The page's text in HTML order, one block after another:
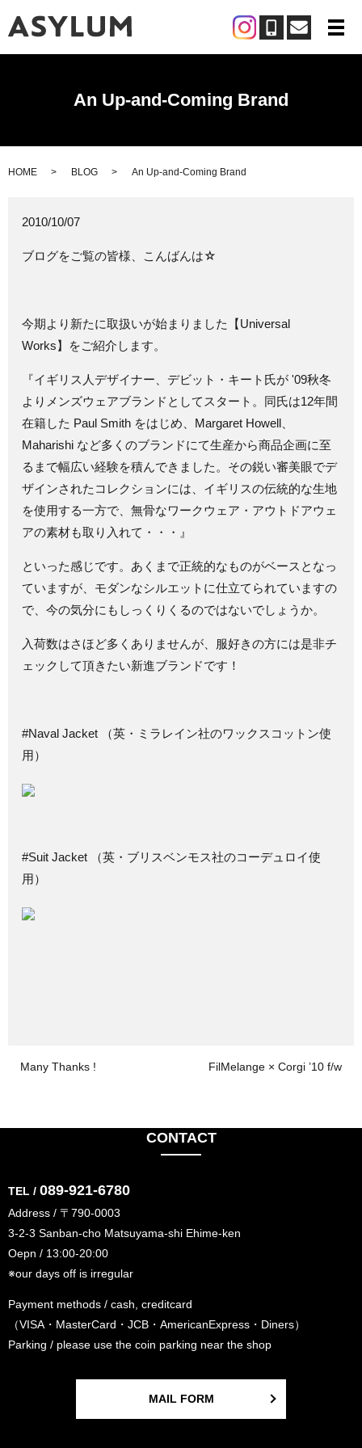
メ
An Up-and-Coming Brand
HOME BLOG An Up-and-Coming Brand
2010/10/07
ブログをご覧の皆様、こんばんは☆
今期より新たに取扱いが始まりました【Universal
Works】をご紹介します。
『イギリス人デザイナー、デビット・キート氏が '09秋冬
よりメンズウェアブランドとしてスタート。同氏は12年間
在籍した Paul Smith をはじめ、Margaret Howell、
Maharishi など多くのブランドにて生産から商品企画に至
るまで幅広い経験を積んできました。その鋭い審美眼でデ
ザインされたコレクションには、イギリスの伝統的な生地
を使用する一方で、無骨なワークウェア・アウトドアウェ
アの素材も取り入れて・・・』
といった感じです。あくまで正統的なものがベースとなっ
ていますが、モダンなシルエットに仕立てられていますの
で、今の気分にもしっくりくるのではないでしょうか。
入荷数はさほど多くありませんが、服好きの方には是非チ
ェックして頂きたい新進ブランドです！
#Naval Jacket （英・ミラレイン社のワックスコットン使
用）
#Suit Jacket （英・ブリスベンモス社のコーデュロイ使
用）
Many Thanks ! FilMelange × Corgi ’10 f/w
CONTACT
TEL / 089-921-6780
Address / 〒790-0003
3-2-3 Sanban-cho Matsuyama-shi Ehime-ken
Oepn / 13:00-20:00
※our days off is irregular
Payment methods / cash, creditcard
（VISA・MasterCard・JCB・AmericanExpress・Diners）
Parking / please use the coin parking near the shop
MAIL FORM